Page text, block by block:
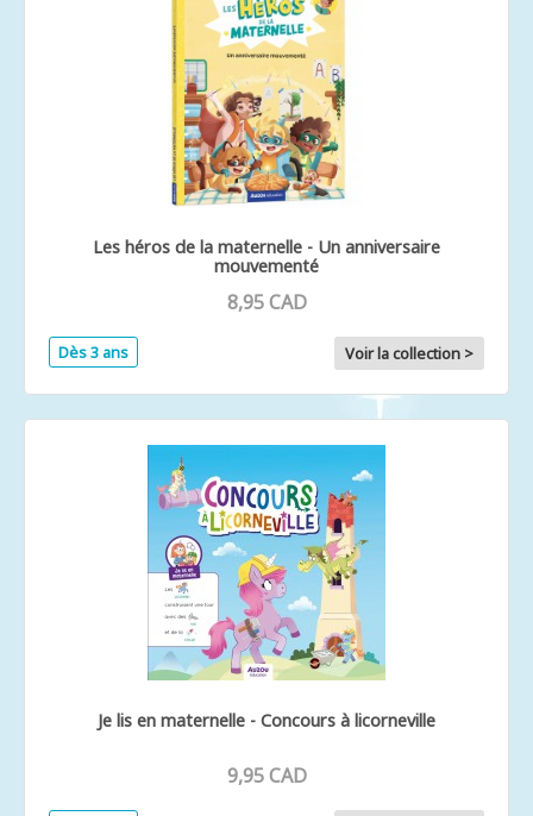
Les héros de la maternelle - Un anniversaire
mouvementé
8,95 CAD
Dès 3 ans Voir la collection >
Je lis en maternelle - Concours à licorneville
9,95 CAD